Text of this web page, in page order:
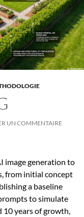
UN COMMENTAIRE
image generation to
from initial concept
a baseline
to simulate
10 years of growth,